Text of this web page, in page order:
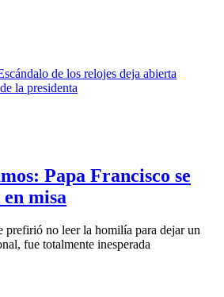
Papa Francisco se
misa
prefirió no leer la homilía para dejar un
fue totalmente inesperada